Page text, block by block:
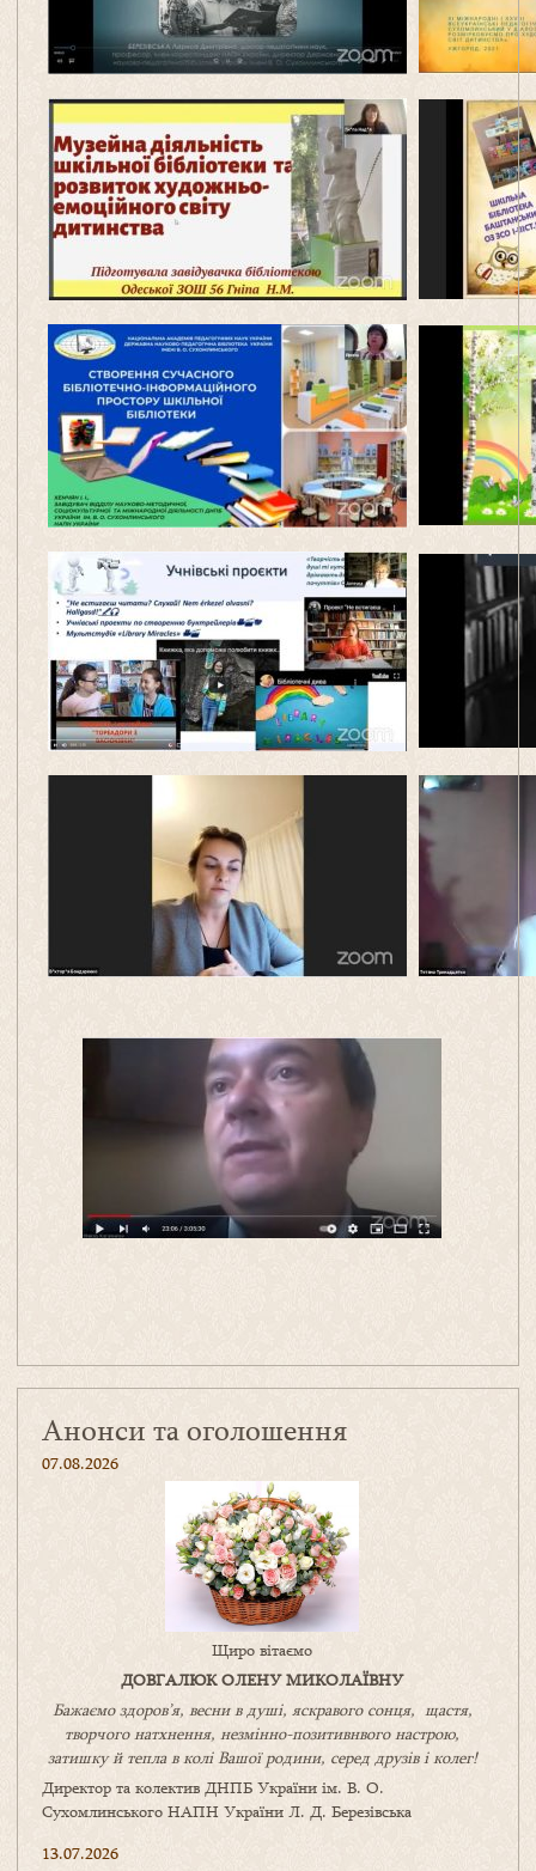
Анонси та оголошення
07.08.2026
Щиро вітаємо
ДОВГАЛЮК ОЛЕНУ МИКОЛАЇВНУ
Бажаємо здоров’я, весни в душі, яскравого сонця, щастя,
творчого натхнення, незмінно-позитивнвого настрою,
затишкуйтепла в коліВашоїродини, серед друзів і колег!
Директор та колектив ДНПБ України ім. В. О.
Сухомлинського НАПН України Л. Д. Березівська
13.07.2026